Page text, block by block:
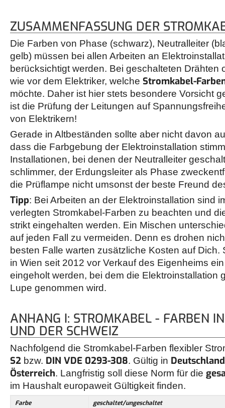
ZUSAMMENFASSUNG DER
Die Farben von Phase (schwarz), Neutralleiter
gelb) müssen bei allen Arbeiten an
berücksichtigt werden. Bei geschalteten Drähten
wie vor dem Elektriker, welche Stromkabel-
möchte. Daher ist hier stets besondere Vorsicht
ist die Prüfung der Leitungen auf
von Elektrikern!
Gerade in Altbeständen sollte aber nicht davon
dass die Farbgebung der Elektroinstallation
Installationen, bei denen der Neutralleiter
schlimmer, der Erdungsleiter als Phase
die Prüflampe nicht umsonst der beste Freund
Tipp: Bei Arbeiten an der Elektroinstallation sind
verlegten Stromkabel-Farben zu beachten und
strikt eingehalten werden. Ein Mischen
auf jeden Fall zu vermeiden. Denn es drohen
besten Falle warten zusätzliche Kosten auf Dich.
in Wien seit 2012 vor Verkauf des Eigenheims
eingeholt werden, bei dem die Elektroinstallation
Lupe genommen wird.
ANHANG I: STROMKABEL - FARBEN
UND DER SCHWEIZ
Nachfolgend die Stromkabel-Farben flexibler
S2 bzw. DIN VDE 0293-308. Gültig in
Österreich. Langfristig soll diese Norm für die
im Haushalt europaweit Gültigkeit finden.
Farbe geschaltet/ungeschaltet